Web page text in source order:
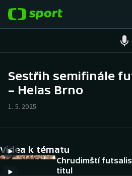
Hokej
Cyklistika
Sestřih semifinále
– Helas Brno
1. 5. 2025
Videa k tématu
Chrudimští
titul